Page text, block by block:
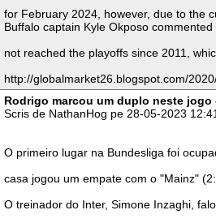
for February 2024, however, due to the
Buffalo captain Kyle Okposo
not reached the playoffs since 2011,
http://globalmarket26.blogspot.com/
Rodrigo marcou um duplo neste
Scris de NathanHog pe 28-05-2023 12:41
O primeiro lugar na Bundesliga foi
casa jogou um empate com o "Mainz"
O treinador do Inter, Simone Inzaghi,